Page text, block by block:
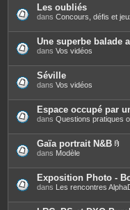
Les oubliés
dans Concours, défis et
Une superbe balade
dans Vos vidéos
Séville
dans Vos vidéos
Espace occupé par
dans Questions pratiques
Gaïa portrait N&B
è
c
e
s
j
dans Modèle
Exposition Photo -
dans Les rencontres